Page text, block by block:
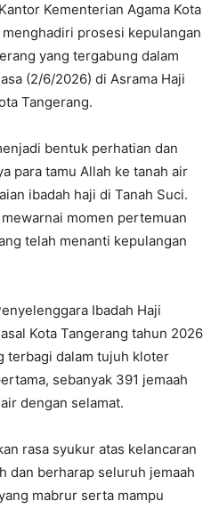
Kementerian Agama Kota
prosesi kepulangan
yang tergabung dalam
(2/6/2026) di Asrama Haji
Tangerang.
bentuk perhatian dan
para tamu Allah ke tanah air
ibadah haji di Tanah Suci.
momen pertemuan
telah menanti kepulangan
Ibadah Haji
Kota Tangerang tahun 2026
terbagi dalam tujuh kloter
sebanyak 391 jemaah
dengan selamat.
rasa syukur atas kelancaran
dan berharap seluruh jemaah
mabrur serta mampu